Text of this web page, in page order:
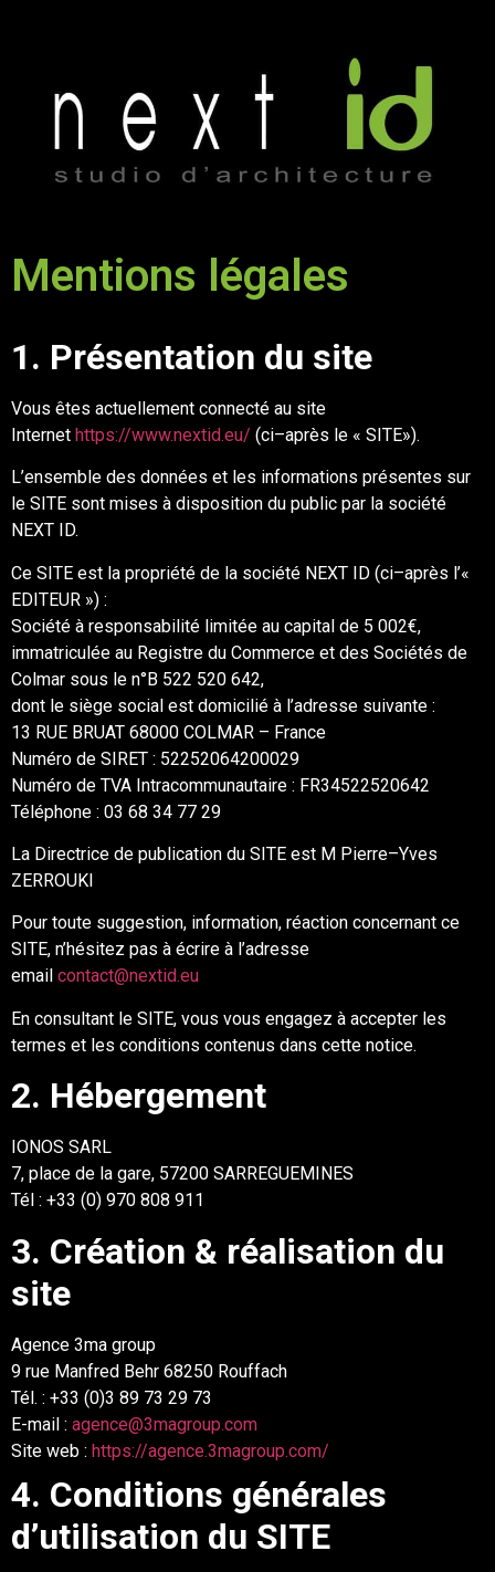
Mentions légales
1. Présentation du site
Vous êtes actuellement connecté au site
Internet https://www.nextid.eu/ (ci–après le « SITE»).
L’ensemble des données et les informations présentes sur
le SITE sont mises à disposition du public par la société
NEXT ID.
Ce SITE est la propriété de la société NEXT ID (ci–après l’«
EDITEUR ») :
Société à responsabilité limitée au capital de 5 002€,
immatriculée au Registre du Commerce et des Sociétés de
Colmar sous le n°B 522 520 642,
dont le siège social est domicilié à l’adresse suivante :
13 RUE BRUAT 68000 COLMAR – France
Numéro de SIRET : 52252064200029
Numéro de TVA Intracommunautaire : FR34522520642
Téléphone : 03 68 34 77 29
La Directrice de publication du SITE est M Pierre–Yves
ZERROUKI
Pour toute suggestion, information, réaction concernant ce
SITE, n’hésitez pas à écrire à l’adresse
email contact@nextid.eu
En consultant le SITE, vous vous engagez à accepter les
termes et les conditions contenus dans cette notice.
2. Hébergement
IONOS SARL
7, place de la gare, 57200 SARREGUEMINES
Tél : +33 (0) 970 808 911
3. Création & réalisation du
site
Agence 3ma group
9 rue Manfred Behr 68250 Rouffach
Tél. : +33 (0)3 89 73 29 73
E-mail : agence@3magroup.com
Site web : https://agence.3magroup.com/
4. Conditions générales
d’utilisation du SITE